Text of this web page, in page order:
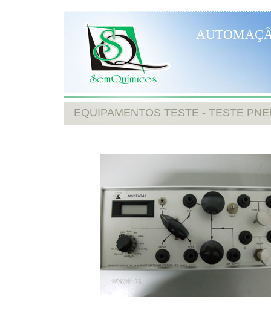
EQUIPAMENTOS TESTE - TESTE